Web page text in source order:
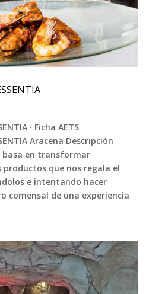
· Ficha AETS
Aracena Descripción
basa en transformar
que nos regala el
e intentando hacer
comensal de una experiencia